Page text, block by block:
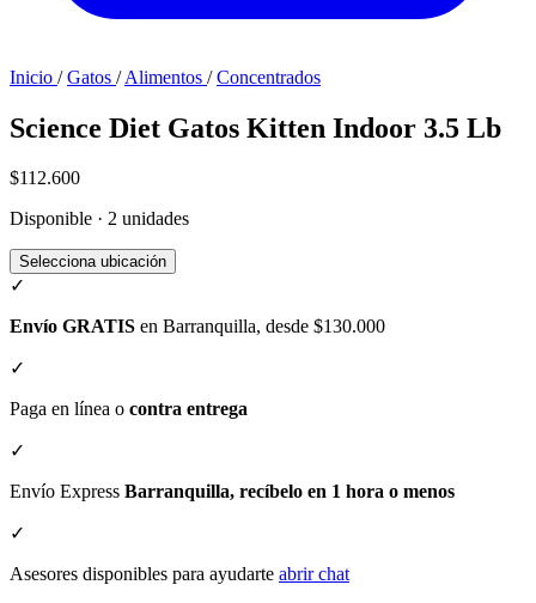
Inicio / Gatos / Alimentos / Concentrados
Science Diet Gatos Kitten Indoor 3.5 Lb
$112.600
Disponible · 2 unidades
Selecciona ubicación
✓
Envío GRATIS en Barranquilla, desde $130.000
✓
Paga en línea o contra entrega
✓
Envío Express Barranquilla, recíbelo en 1 hora o menos
✓
Asesores disponibles para ayudarte abrir chat